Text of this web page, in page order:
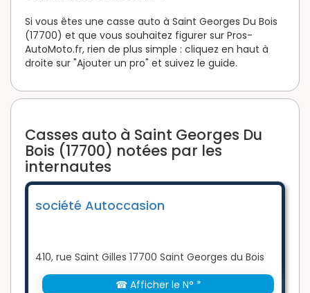
Si vous êtes une casse auto à Saint Georges Du Bois
(17700) et que vous souhaitez figurer sur Pros-
AutoMoto.fr, rien de plus simple : cliquez en haut à
droite sur "Ajouter un pro" et suivez le guide.
Casses auto à Saint Georges Du
Bois (17700) notées par les
internautes
société Autoccasion
410, rue Saint Gilles 17700 Saint Georges du Bois
☎ Afficher le N° *